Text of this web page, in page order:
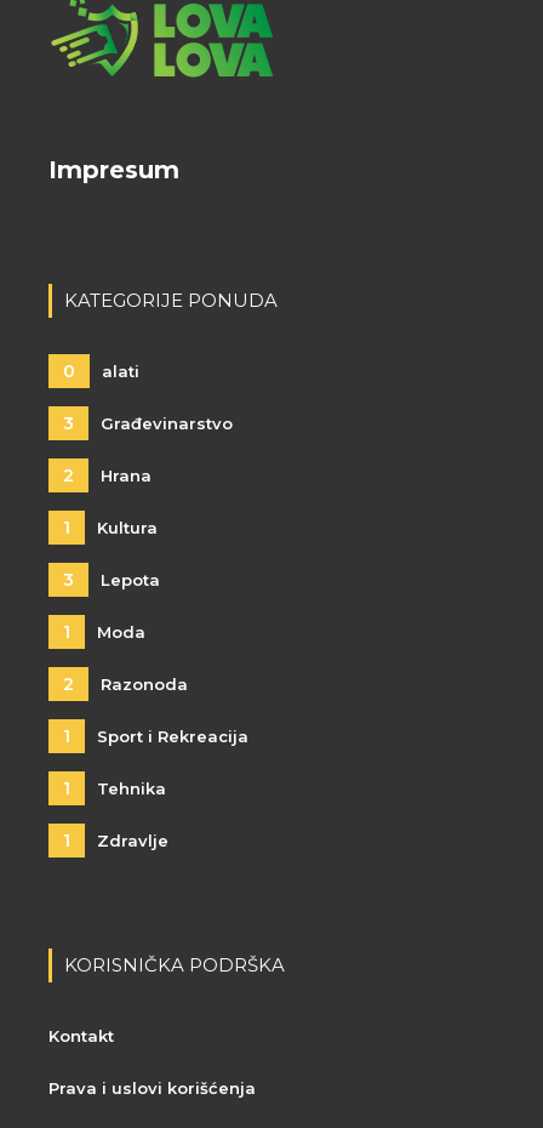
Impresum
KATEGORIJE PONUDA
0 alati
3 Građevinarstvo
2 Hrana
1 Kultura
3 Lepota
1 Moda
2 Razonoda
1 Sport i Rekreacija
1 Tehnika
1 Zdravlje
KORISNIČKA PODRŠKA
Kontakt
Prava i uslovi korišćenja